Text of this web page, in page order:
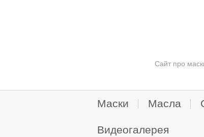
Сайт про
Маски Масла
Видеогалерея